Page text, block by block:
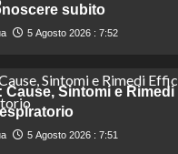
subito
5 Agosto 2026 : 7:52
Cause, Sintomi e
5 Agosto 2026 : 7:51